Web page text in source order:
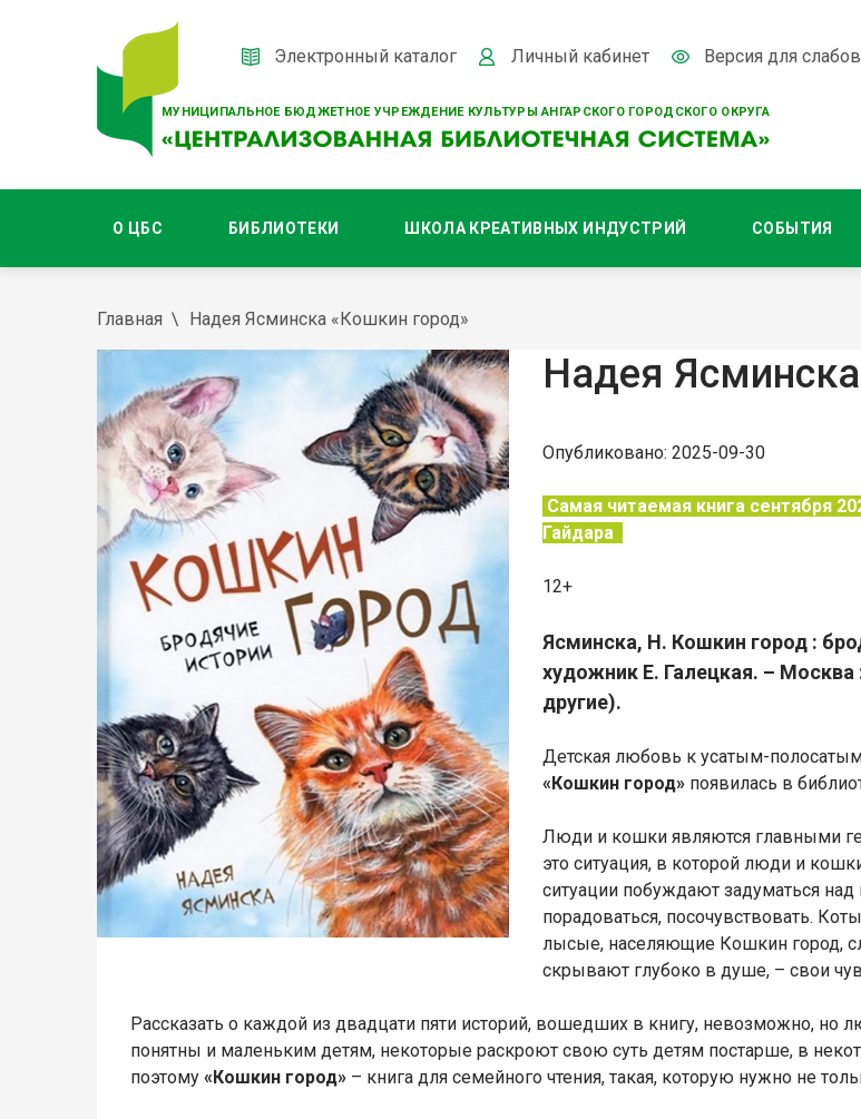
МУНИЦИПАЛЬНОЕ БЮДЖЕТНОЕ УЧРЕЖДЕНИЕ КУЛЬТУРЫ АНГАРСКОГО ГОРОДСКОГО ОКРУГА
Электронный каталог Личный кабинет Версия для
О ЦБС БИБЛИОТЕКИ ШКОЛА КРЕАТИВНЫХ ИНДУСТРИЙ СОБЫТИЯ
Главная Надея Ясминска «Кошкин город»
Надея
Опубликовано: 2025-09-30
Самая читаемая книга сентября
Гайдара
12+
Ясминска, Н. Кошкин город :
художник Е. Галецкая. – Москва
другие).
Детская любовь к усатым-
«Кошкин город» появилась в
Люди и кошки являются главными
это ситуация, в которой люди и
ситуации побуждают задуматься
порадоваться, посочувствовать.
лысые, населяющие Кошкин город,
скрывают глубоко в душе, – свои
Рассказать о каждой из двадцати пяти историй, вошедших в книгу, невозможно, но
понятны и маленьким детям, некоторые раскроют свою суть детям постарше, в
поэтому «Кошкин город» – книга для семейного чтения, такая, которую нужно не